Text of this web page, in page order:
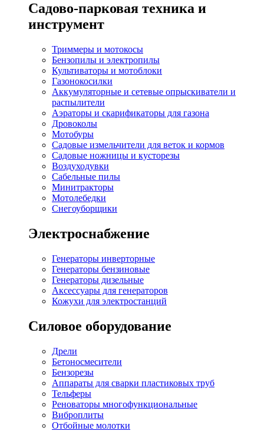
Садово-парковая техника и
инструмент
Триммеры и мотокосы
Бензопилы и электропилы
Культиваторы и мотоблоки
Газонокосилки
Аккумуляторные и сетевые опрыскиватели и
распылители
Аэраторы и скарификаторы для газона
Дровоколы
Мотобуры
Садовые измельчители для веток и кормов
Садовые ножницы и кусторезы
Воздуходувки
Сабельные пилы
Минитракторы
Мотолебедки
Снегоуборщики
Электроснабжение
Генераторы инверторные
Генераторы бензиновые
Генераторы дизельные
Аксессуары для генераторов
Кожухи для электростанций
Силовое оборудование
Дрели
Бетоносмесители
Бензорезы
Аппараты для сварки пластиковых труб
Тельферы
Реноваторы многофункциональные
Виброплиты
Отбойные молотки